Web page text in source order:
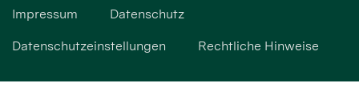
Impressum Datenschutz
Datenschutzeinstellungen Rechtliche Hinweise